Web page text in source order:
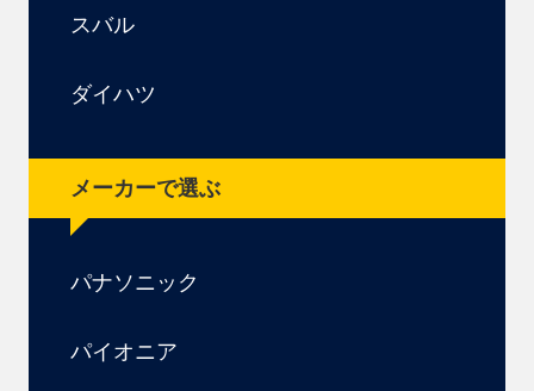
スバル
ダイハツ
メーカーで選ぶ
パナソニック
パイオニア